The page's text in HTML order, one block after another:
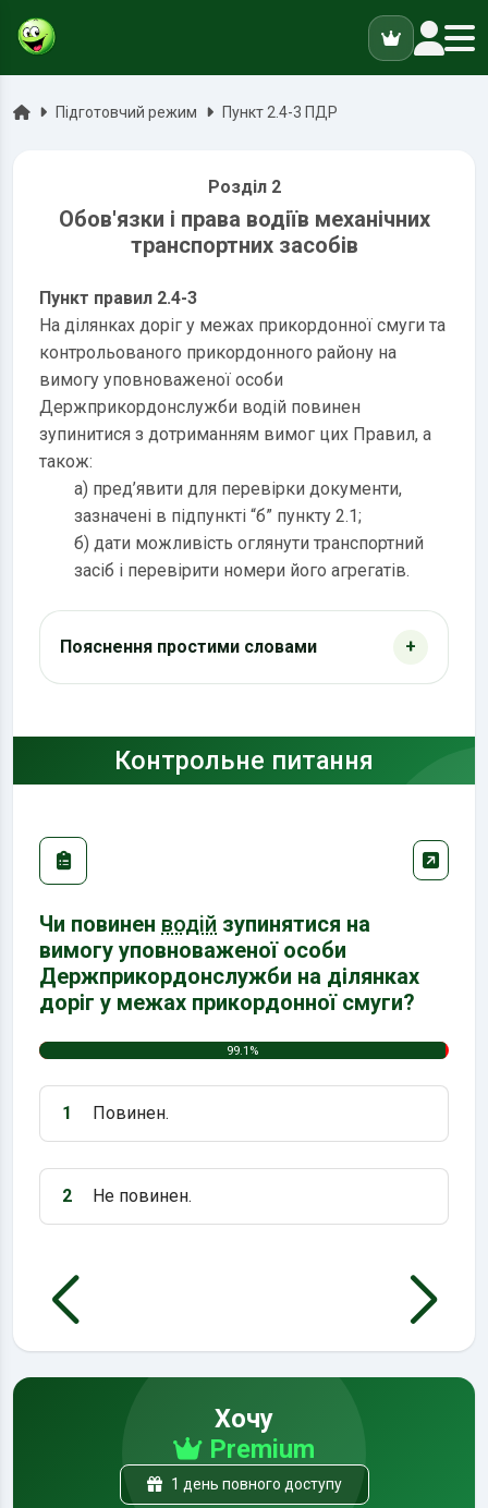
ГоловнаПідготовчий режим Пункт 2.4-3 ПДР
Розділ 2
Обов'язки і права водіїв механічних
транспортних засобів
Пункт правил 2.4-3
На ділянках доріг у межах прикордонної смуги та
контрольованого прикордонного району на
вимогу уповноваженої особи
Держприкордонслужби водій повинен
зупинитися з дотриманням вимог цих Правил, а
також:
a) пред’явити для перевірки документи,
зазначені в підпункті “б” пункту 2.1;
б) дати можливість оглянути транспортний
засіб і перевірити номери його агрегатів.
Пояснення простими словами
Контрольне питання
Чи повинен водій зупинятися на
вимогу уповноваженої особи
Держприкордонслужби на ділянках
доріг у межах прикордонної смуги?
99.1%
Варіант 1:
1 Повинен.
Варіант 2:
2 Не повинен.
Хочу
Premium
1 день повного доступу